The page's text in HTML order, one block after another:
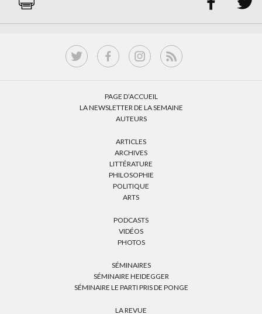
PAGE D’ACCUEIL
LA NEWSLETTER DE LA SEMAINE
AUTEURS
ARTICLES
ARCHIVES
LITTÉRATURE
PHILOSOPHIE
POLITIQUE
ARTS
PODCASTS
VIDÉOS
PHOTOS
SÉMINAIRES
SÉMINAIRE HEIDEGGER
SÉMINAIRE LE PARTI PRIS DE PONGE
LA REVUE